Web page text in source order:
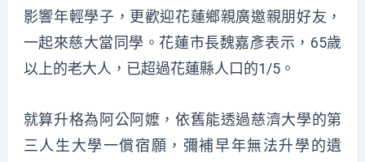
影響年輕學子，更歡迎花蓮鄉親廣邀親朋好友，
一起來慈大當同學。花蓮市長魏嘉彥表示，65歲
以上的老大人，已超過花蓮縣人口的1/5。
就算升格為阿公阿嬤，依舊能透過慈濟大學的第
三人生大學一償宿願，彌補早年無法升學的遺